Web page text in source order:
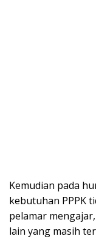
Kemudian pada
kebutuhan PPPK
pelamar
lain yang masih